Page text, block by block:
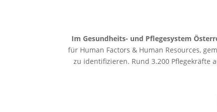
Im Gesund­heits- und Pflegesys­tem
für Human Fac­tors & Human Resources,
zu iden­ti­fizieren. Rund 3.200 Pflegekräfte